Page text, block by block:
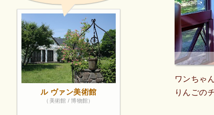
ワンちゃ
りんごの
ル ヴァン美術館
（美術館 / 博物館）